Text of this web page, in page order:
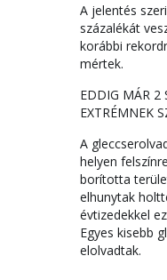
A jelentés
százalékát
korábbi
mértek.
EDDIG MÁR 2
EXTRÉMNEK
A
helyen
borította
elhunytak
évtizedekkel
Egyes kisebb
elolvadtak.